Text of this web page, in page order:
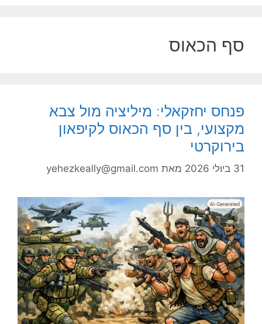
סף הכאוס
פנחס יחזקאלי: מיליציה מול צבא
מקצועי, בין סף הכאוס לקיפאון
בירוקרטי
31 ביולי 2026 מאת yehezkeally@gmail.com